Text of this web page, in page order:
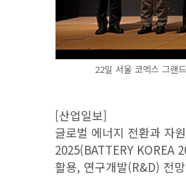
22일 서울 코엑스 그랜
[산업일보]
글로벌 에너지 전환과 자
2025(BATTERY KOREA
활용, 연구개발(R&D) 전